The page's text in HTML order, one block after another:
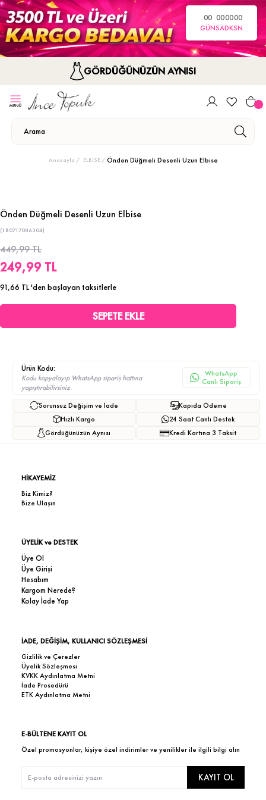
00
GÜN
00
SA
00
DK
00
SN
GÖRDÜĞÜNÜZÜN AYNISI
Anasayfa ELBİSE Önden Düğmeli Desenli Uzun Elbise
Önden Düğmeli Desenli Uzun Elbise
(1B0717086304)
449,99 TL
249,99 TL
91,66 TL'den başlayan taksitlerle
Ürün Kodu:
Kodu kopyalayıp WhatsApp sipariş hattına
yapıştırabilirsiniz.
WhatsApp
Canlı Sipariş
Sorunsuz Değişim ve İade
Hızlı Kargo
Gördüğünüzün Aynısı
Kapıda Ödeme
24 Saat Canlı Destek
Kredi Kartına 3 Taksit
HİKAYEMİZ
Biz Kimiz?
Bize Ulaşın
ÜYELİK ve DESTEK
Üye Ol
Üye Girişi
Hesabım
Kargom Nerede?
Kolay İade Yap
İADE, DEĞİŞİM, KULLANICI SÖZLEŞMESİ
Gizlilik ve Çerezler
Üyelik Sözleşmesi
KVKK Aydınlatma Metni
İade Prosedürü
ETK Aydınlatma Metni
E-BÜLTENE KAYIT OL
Özel promosyonlar, kişiye özel indirimler ve yenilikler ile ilgili bilgi alın
KAYIT OL